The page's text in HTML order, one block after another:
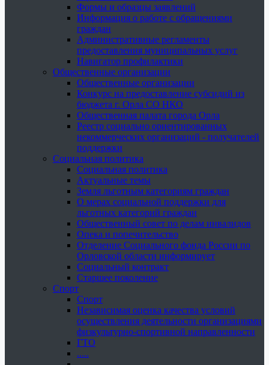
Формы и образцы заявлений
Информация о работе с обращениями
граждан
Административные регламенты
предоставления муниципальных услуг
Навигатор профилактики
Общественные организации
Общественные организации
Конкурс на предоставление субсидий из
бюджета г. Орла СО НКО
Общественная палата города Орла
Реестр социально ориентированных
некоммерческих организаций - получателей
поддержки
Социальная политика
Социальная политика
Актуальные темы
Земля льготным категориям граждан
О мерах социальной поддержки для
льготных категорий граждан
Общественный совет по делам инвалидов
Опека и попечительство
Отделение Социального фонда России по
Орловской области информирует
Социальный контракт
Старшее поколение
Спорт
Спорт
Независимая оценка качества условий
осуществления деятельности организациями
физкультурно-спортивной направленности
ГТО
.....